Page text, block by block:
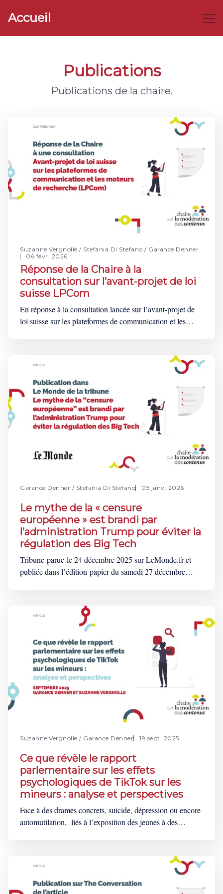
Accueil
Publications
Publications de la chaire.
Suzanne Vergnolle / Stefania Di Stefano / Garance Denner
06 févr. 2026
Réponse de la Chaire à la
consultation sur l’avant-projet de loi
suisse LPCom
En réponse à la consultation lancée sur l’avant-projet de
loi suisse sur les plateformes de communication et les
mesures emblématiques du règlement sur les services
Garance Denner / Stefania Di Stefano 05 janv. 2026
Le mythe de la « censure
européenne » est brandi par
l’administration Trump pour éviter la
régulation des Big Tech
Tribune parue le 24 décembre 2025 sur LeMonde.fr et
publiée dans l’édition papier du samedi 27 décembre
aller vers le néant », « L’Europe censure les
Américains ! ». Depuis le 5 décembre,
Suzanne Vergnolle / Garance Denner 19 sept. 2025
Ce que révèle le rapport
parlementaire sur les effets
psychologiques de TikTok sur les
mineurs : analyse et perspectives
Face à des drames concrets, suicide, dépression ou encore
automutilation, liés à l’exposition des jeunes à des
psychologiques de TikTok sur les mineurs. Elle a rendu
public son rapport le 11 septembre